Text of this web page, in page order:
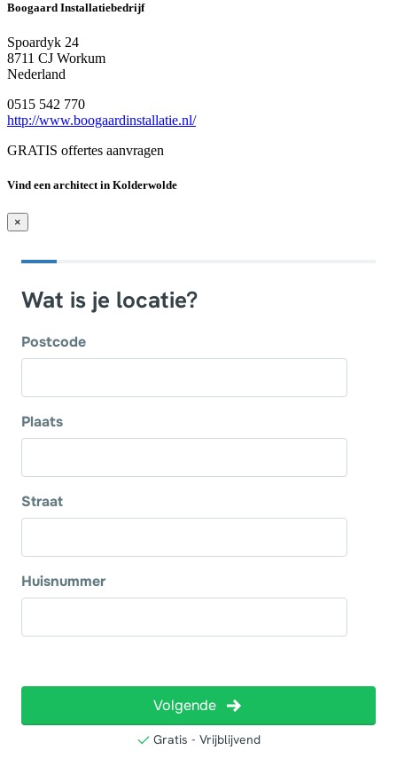
Boogaard Installatiebedrijf
Spoardyk 24
8711 CJ Workum
Nederland
0515 542 770
http://www.boogaardinstallatie.nl/
GRATIS offertes aanvragen
Vind een architect in Kolderwolde
×